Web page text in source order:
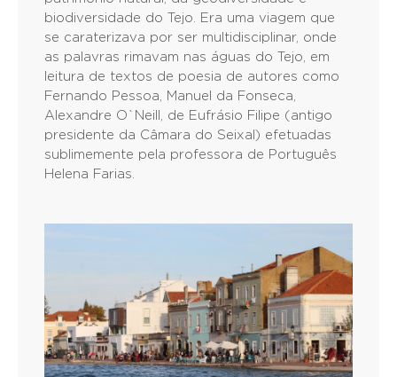
biodiversidade do Tejo. Era uma viagem que
se caraterizava por ser multidisciplinar, onde
as palavras rimavam nas águas do Tejo, em
leitura de textos de poesia de autores como
Fernando Pessoa, Manuel da Fonseca,
Alexandre O`Neill, de Eufrásio Filipe (antigo
presidente da Câmara do Seixal) efetuadas
sublimemente pela professora de Português
Helena Farias.